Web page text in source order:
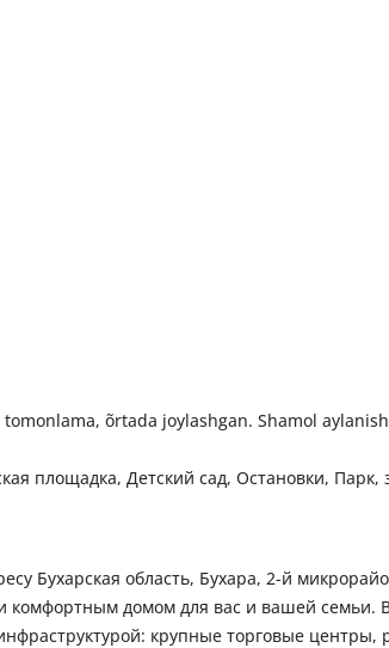
Bez makler kvartira sotiladi. Tarsavoy emas, uy ikki
площадка, Детский сад, Остановки,
Бухарская область, Бухара, 2-й
домом для вас и вашей семьи.
крупные торговые